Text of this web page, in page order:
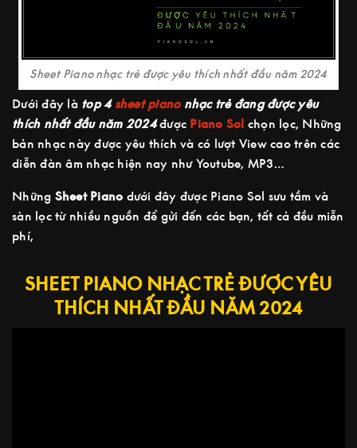
Sheet Piano nhạc trẻ được yêu thích nhất đầu năm 2024
Dưới đây làtop4 sheet pianonhạc trẻ đang được yêu
thích nhất đầu năm 2024được Piano Sol chọn lọc, Những
bản nhạc này được yêu thích và có lượt View cao trên các
diễn đàn âm nhạc hiện nay như Youtube, MP3…
Những Sheet Piano dưới đây được Piano Sol sưu tầm và
sàn lọc từ nhiều nguồn để gửi đến các bạn, tất cả đều miễn
phí,
SHEET PIANO NHẠC TRẺ ĐƯỢC YÊU
THÍCH NHẤT ĐẦU NĂM 2024